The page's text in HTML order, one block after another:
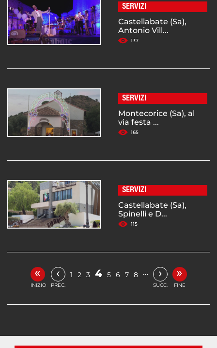
SERVIZI
Castellabate (Sa),
Antonio Vill...
137
SERVIZI
Montecorice (Sa), al
via festa ...
165
SERVIZI
Castellabate (Sa),
Spinelli e D...
115
«
INIZIO
‹
PREC.
1 2 3 4 5 6 7 8 … ›
SUCC.
»
FINE